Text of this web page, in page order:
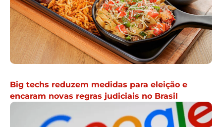
Big techs reduzem medidas para eleição e
encaram novas regras judiciais no Brasil